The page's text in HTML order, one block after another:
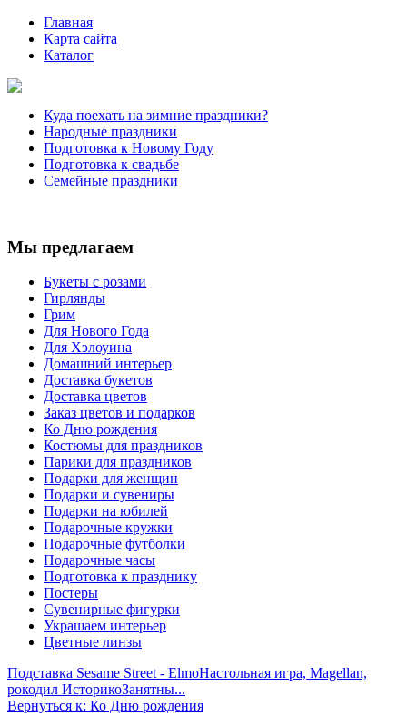
Главная
Карта сайта
Каталог
Куда поехать на зимние праздники?
Народные праздники
Подготовка к Новому Году
Подготовка к свадьбе
Семейные праздники
Мы предлагаем
Букеты с розами
Гирлянды
Грим
Для Нового Года
Для Хэлоуина
Домашний интерьер
Доставка букетов
Доставка цветов
Заказ цветов и подарков
Ко Дню рождения
Костюмы для праздников
Парики для праздников
Подарки для женщин
Подарки и сувениры
Подарки на юбилей
Подарочные кружки
Подарочные футболки
Подарочные часы
Подготовка к празднику
Постеры
Сувенирные фигурки
Украшаем интерьер
Цветные линзы
Подставка Sesame Street - ElmoНастольная игра, Magellan,
рокодил ИсторикоЗанятны...
Вернуться к: Ко Дню рождения